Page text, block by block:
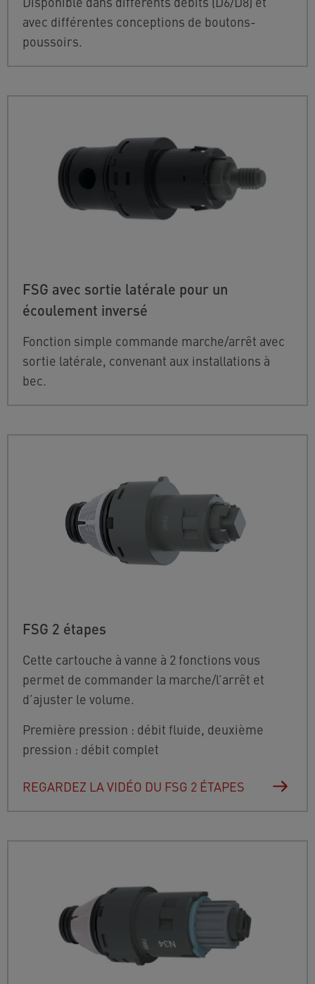
avec différentes conceptions de boutons-
poussoirs.
FSG avec sortie latérale pour un
écoulement inversé
Fonction simple commande marche/arrêt avec
sortie latérale, convenant aux installations à
bec.
FSG 2 étapes
Cette cartouche à vanne à 2 fonctions vous
permet de commander la marche/l’arrêt et
d’ajuster le volume.
Première pression : débit fluide, deuxième
pression : débit complet
REGARDEZ LA VIDÉO DU FSG 2 ÉTAPES